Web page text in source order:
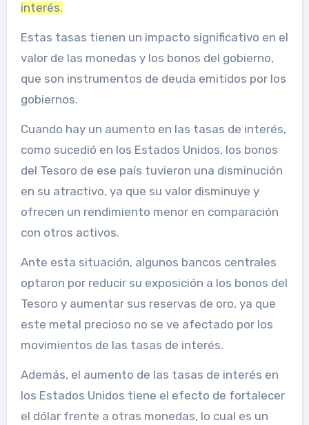
interés.
Estas tasas tienen un impacto significativo en el
valor de las monedas y los bonos del gobierno,
que son instrumentos de deuda emitidos por los
gobiernos.
Cuando hay un aumento en las tasas de interés,
como sucedió en los Estados Unidos, los bonos
del Tesoro de ese país tuvieron una disminución
en su atractivo, ya que su valor disminuye y
ofrecen un rendimiento menor en comparación
con otros activos.
Ante esta situación, algunos bancos centrales
optaron por reducir su exposición a los bonos del
Tesoro y aumentar sus reservas de oro, ya que
este metal precioso no se ve afectado por los
movimientos de las tasas de interés.
Además, el aumento de las tasas de interés en
los Estados Unidos tiene el efecto de fortalecer
el dólar frente a otras monedas, lo cual es un